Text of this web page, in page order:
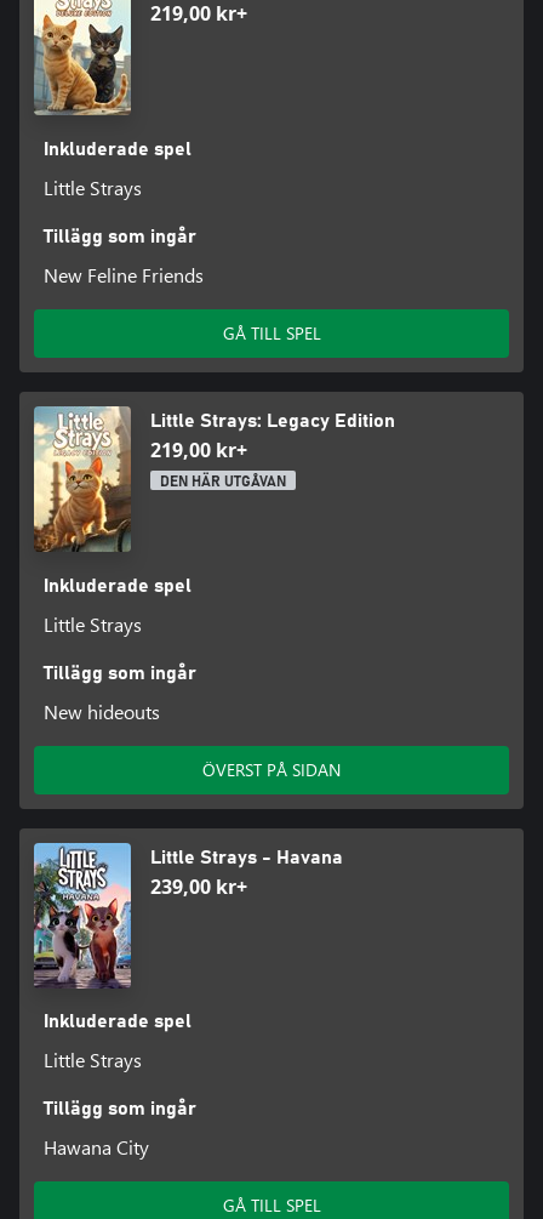
219,00 kr+
Inkluderade spel
Little Strays
Tillägg som ingår
New Feline Friends
GÅ TILL SPEL
Little Strays: Legacy Edition
219,00 kr+
DEN HÄR UTGÅVAN
Inkluderade spel
Little Strays
Tillägg som ingår
New hideouts
ÖVERST PÅ SIDAN
Little Strays - Havana
239,00 kr+
Inkluderade spel
Little Strays
Tillägg som ingår
Hawana City
GÅ TILL SPEL